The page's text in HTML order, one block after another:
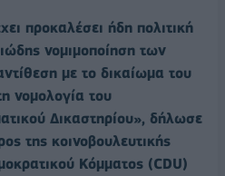
προκαλέσει ήδη πολιτική
νομιμοποίηση των
με το δικαίωμα του
νομολογία του
Δικαστηρίου», δήλωσε
της κοινοβουλευτικής
Κόμματος (CDU)